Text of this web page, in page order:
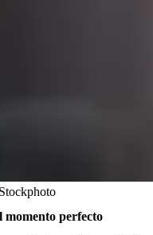
momento perfecto